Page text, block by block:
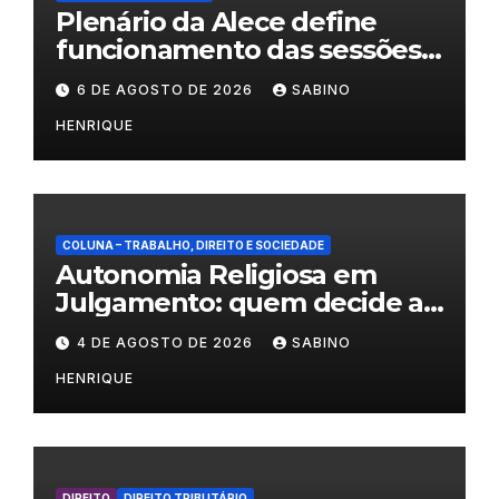
Plenário da Alece define
funcionamento das sessões
durante o período eleitoral
6 DE AGOSTO DE 2026 SABINO
HENRIQUE
COLUNA – TRABALHO, DIREITO E SOCIEDADE
Autonomia Religiosa em
Julgamento: quem decide as
regras dentro dos templos?
4 DE AGOSTO DE 2026 SABINO
HENRIQUE